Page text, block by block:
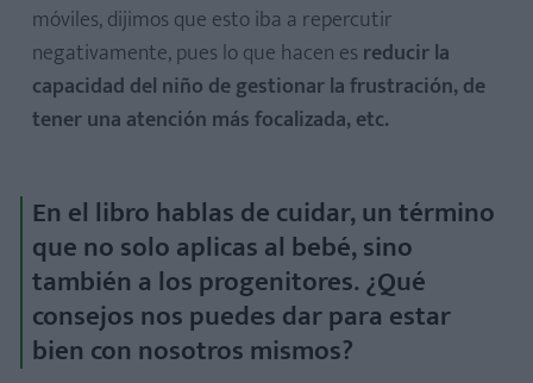
móviles, dijimos que esto iba a repercutir
negativamente, pues lo que hacen es reducir la
capacidad del niño de gestionar la frustración, de
tener una atención más focalizada, etc.
En el libro hablas de cuidar, un término
que no solo aplicas al bebé, sino
también a los progenitores. ¿Qué
consejos nos puedes dar para estar
bien con nosotros mismos?